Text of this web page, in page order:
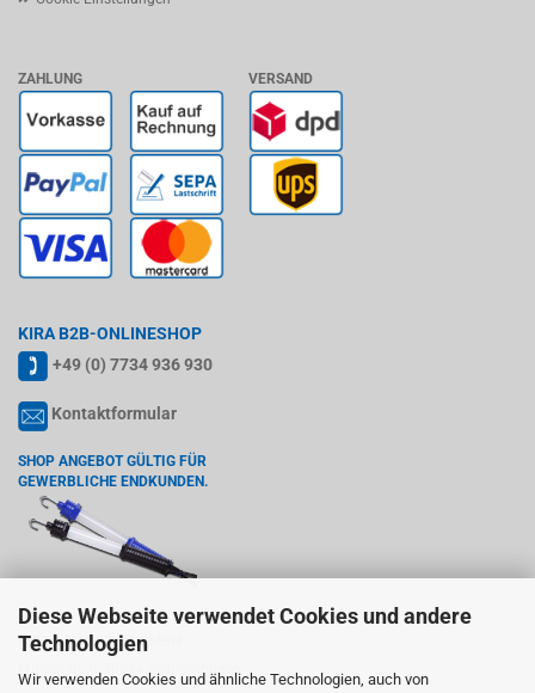
Diese Webseite verwendet Cookies und andere
Technologien
Wir verwenden Cookies und ähnliche Technologien, auch von
ZAHLUNG VERSAND
KIRA B2B-ONLINESHOP
+49 (0) 7734 936 930
Kontaktformular
SHOP ANGEBOT GÜLTIG FÜR
GEWERBLICHE ENDKUNDEN.
KIRA LEUCHTEN GMBH